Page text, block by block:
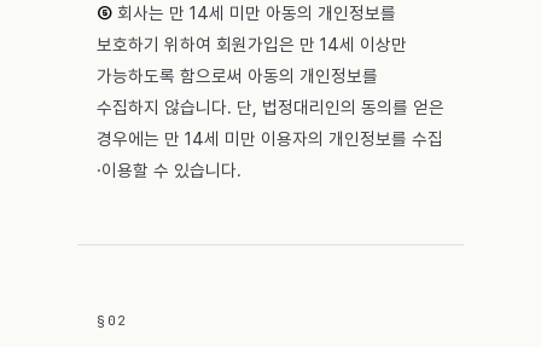
⑤ 회사는 만 14세 미만 아동의 개인정보를
보호하기 위하여 회원가입은 만 14세 이상만
가능하도록 함으로써 아동의 개인정보를
수집하지 않습니다. 단, 법정대리인의 동의를 얻은
경우에는 만 14세 미만 이용자의 개인정보를 수집
·이용할 수 있습니다.
§ 02